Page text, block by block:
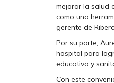
mejorar la salud
como una
gerente de
Por su parte,
hospital para
educativo y
Con este